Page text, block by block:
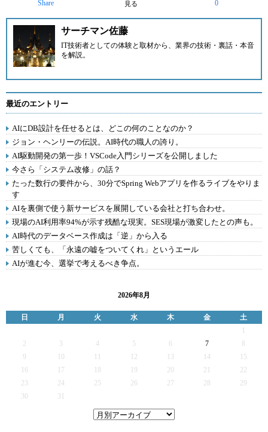
Share 見る 0
サーチマン佐藤
IT技術者としての体験と取材から、業界の技術・裏話・本音
を解説。
最近のエントリー
AIにDB設計を任せるとは、どこの何のことなのか？
ジョン・ヘンリーの伝説。AI時代の職人の誇り。
AI駆動開発の第一歩！VSCode入門シリーズを公開しました
今さら「システム改修」の話？
たった数行の要件から、30分でSpring Webアプリを作るライブをやりま
す
AIを裏側で使う新サービスを展開している会社と打ち合わせ。
現場のAI利用率94%が示す残酷な現実。SES現場が激変したとの声も。
AI時代のデータベース作成は「逆」から入る
苦しくても、「永遠の嘘をついてくれ」というエール
AIが進む今、選挙で考えるべき争点。
2026年8月
日 月 火 水 木 金
土
2
3 4 5 6 7
9
12 13 14
15
16
17 19 20 21
22
23
24 25 26 27 28
29
30
31